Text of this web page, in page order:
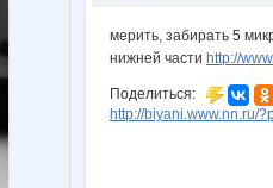
мерить, забирать 5
нижней части http://
Поделиться:
http://biyani.www.nn.ru/